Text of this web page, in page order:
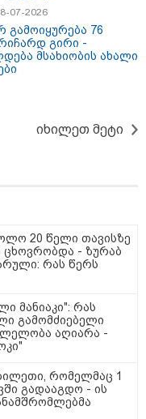
წითლიძე
07-2026
76
გირი -
მსახიობის ახალი
იხილეთ მეტი
20 წელი თავისზე
- ზურაბ
რას წერს
მანიაკი": რას
გამომძიებელი
აღიარა -
რომელმაც 1
გადააგდო - ის